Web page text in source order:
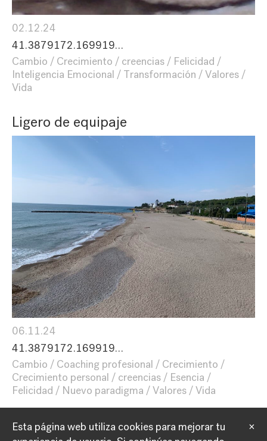
02.12.24
41.3879172.169919…
Cambio
Crecimiento creencias
Felicidad
Inteligencia Emocional
Transformación
Valores
Vida
Ligero de equipaje
06.11.24
41.3879172.169919…
Cambio
Coaching profesional
Crecimiento
Crecimiento personal
creencias
Esencia
Felicidad
Nuevo paradigma Valores Vida
×
Esta página web utiliza cookies para mejorar tu